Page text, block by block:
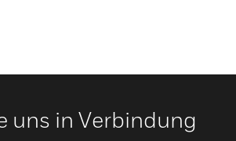
uns in Verbindung